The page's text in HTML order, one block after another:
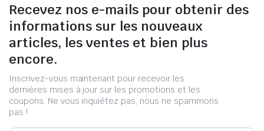
Recevez nos e-mails pour obtenir des
informations sur les nouveaux
articles, les ventes et bien plus
encore.
Inscrivez-vous maintenant pour recevoir les
dernières mises à jour sur les promotions et les
coupons. Ne vous inquiétez pas, nous ne spammons
pas !